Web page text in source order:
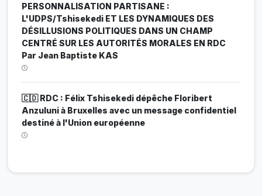
PERSONNALISATION PARTISANE :
L'UDPS/Tshisekedi ET LES DYNAMIQUES DES
DÉSILLUSIONS POLITIQUES DANS UN CHAMP
CENTRÉ SUR LES AUTORITÉS MORALES EN RDC
Par Jean Baptiste KAS
🇨🇩 RDC : Félix Tshisekedi dépêche Floribert
Anzuluni à Bruxelles avec un message confidentiel
destiné à l'Union européenne